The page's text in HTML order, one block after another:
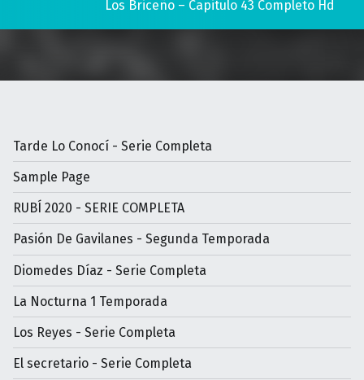
Los Briceño – Capitulo 43 Completo Hd
Tarde Lo Conocí - Serie Completa
Sample Page
RUBÍ 2020 - SERIE COMPLETA
Pasión De Gavilanes - Segunda Temporada
Diomedes Díaz - Serie Completa
La Nocturna 1 Temporada
Los Reyes - Serie Completa
El secretario - Serie Completa